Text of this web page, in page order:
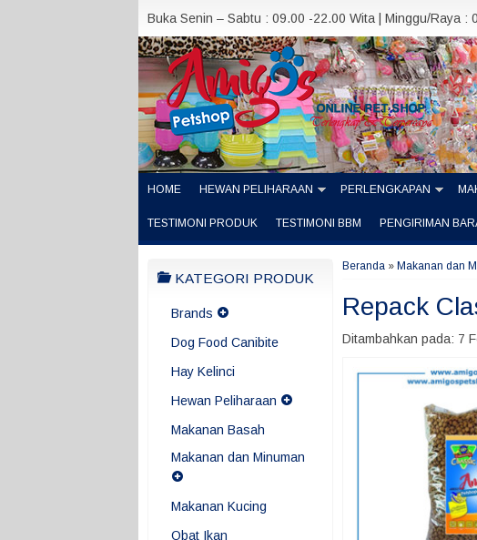
Buka Senin – Sabtu : 09.00 -22.00 Wita | Minggu/Raya :
HOME HEWAN PELIHARAAN PERLENGKAPAN
TESTIMONI PRODUK TESTIMONI BBM PENGIRIMAN
KATEGORI PRODUK
Brands
Dog Food Canibite
Hay Kelinci
Hewan Peliharaan
Makanan Basah
Makanan dan Minuman
Makanan Kucing
Obat Ikan
Beranda » Makanan dan
Repack
Ditambahkan pada: 7